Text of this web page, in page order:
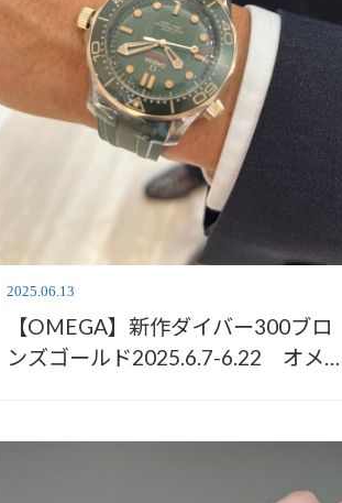
2025.06.13
【OMEGA】新作ダイバー300ブロ
ンズゴールド2025.6.7-6.22 オメ